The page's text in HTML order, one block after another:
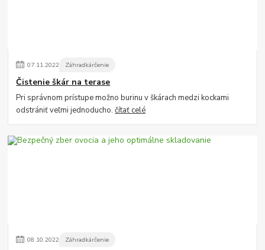
07.11.2022 Záhradkárčenie
Čistenie škár na terase
Pri správnom prístupe možno burinu v škárach medzi kockami
odstrániť veľmi jednoducho.čítať celé
08.10.2022 Záhradkárčenie